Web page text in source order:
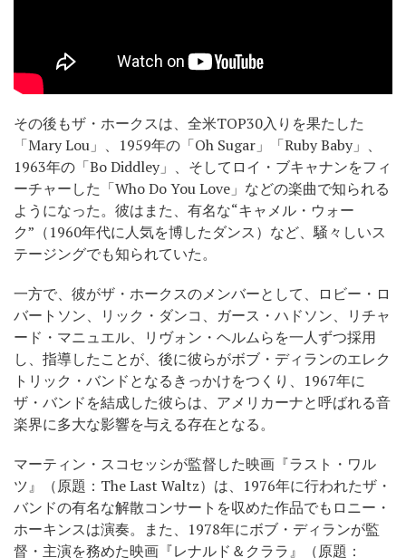
その後もザ・ホークスは、全米TOP30入りを果たした
「Mary Lou」、1959年の「Oh Sugar」「Ruby Baby」、
1963年の「Bo Diddley」、そしてロイ・ブキャナンをフィ
ーチャーした「Who Do You Love」などの楽曲で知られる
ようになった。彼はまた、有名な“キャメル・ウォー
ク”（1960年代に人気を博したダンス）など、騒々しいス
テージングでも知られていた。
一方で、彼がザ・ホークスのメンバーとして、ロビー・ロ
バートソン、リック・ダンコ、ガース・ハドソン、リチャ
ード・マニュエル、リヴォン・ヘルムらを一人ずつ採用
し、指導したことが、後に彼らがボブ・ディランのエレク
トリック・バンドとなるきっかけをつくり、1967年に
ザ・バンドを結成した彼らは、アメリカーナと呼ばれる音
楽界に多大な影響を与える存在となる。
マーティン・スコセッシが監督した映画『ラスト・ワル
ツ』（原題：The Last Waltz）は、1976年に行われたザ・
バンドの有名な解散コンサートを収めた作品でもロニー・
ホーキンスは演奏。また、1978年にボブ・ディランが監
督・主演を務めた映画『レナルド＆クララ』（原題：